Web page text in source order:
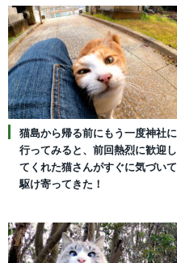
猫島から帰る前にもう一度神社に
行ってみると、前回熱烈に歓迎し
てくれた猫さんがすぐに気づいて
駆け寄ってきた！